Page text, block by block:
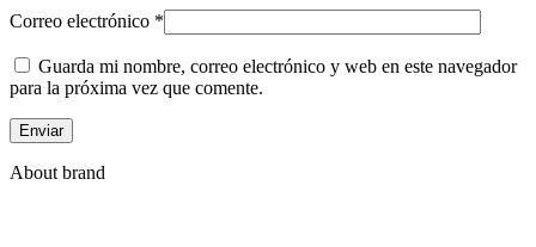
Correo electrónico *
Guarda mi nombre, correo electrónico y web en este navegador
para la próxima vez que comente.
About brand